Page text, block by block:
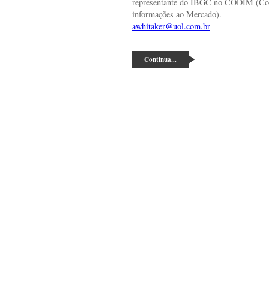
informações ao Mercado).
awhitaker@uol.com.br
Continua...